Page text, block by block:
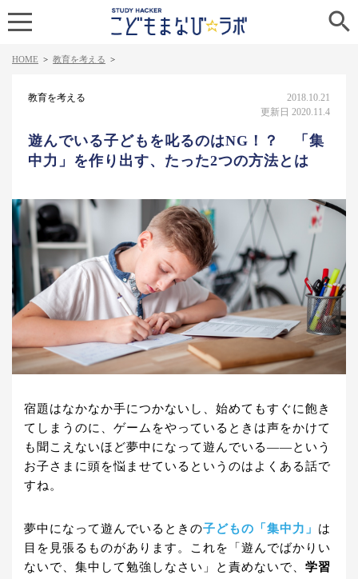

HOME > 教育を考える >
教育を考える
2018.10.21
更新日 2020.11.4
遊んでいる子どもを叱るのはNG！？ 「集
中力」を作り出す、たった2つの方法とは
宿題はなかなか手につかないし、始めてもすぐに飽き
てしまうのに、ゲームをやっているときは声をかけて
も聞こえないほど夢中になって遊んでいる――という
お子さまに頭を悩ませているというのはよくある話で
すね。
夢中になって遊んでいるときの子どもの「集中力」 は
目を見張るものがあります。これを「遊んでばかりい
ないで、集中して勉強しなさい」と責めないで、 学習